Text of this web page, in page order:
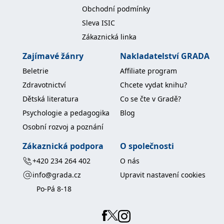
Obchodní podmínky
Sleva ISIC
Zákaznická linka
Zajímavé žánry
Beletrie
Zdravotnictví
Dětská literatura
Psychologie a pedagogika
Osobní rozvoj a poznání
Nakladatelství GRADA
Affiliate program
Chcete vydat knihu?
Co se čte v Gradě?
Blog
Zákaznická podpora
+420 234 264 402
info@grada.cz
Po-Pá 8-18
O společnosti
O nás
Upravit nastavení cookies